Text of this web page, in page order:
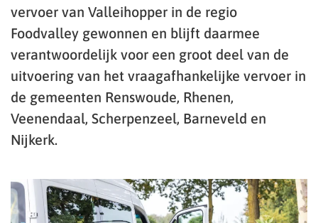
vervoer van Valleihopper in de regio
Foodvalley gewonnen en blijft daarmee
verantwoordelijk voor een groot deel van de
uitvoering van het vraagafhankelijke vervoer in
de gemeenten Renswoude, Rhenen,
Veenendaal, Scherpenzeel, Barneveld en
Nijkerk.